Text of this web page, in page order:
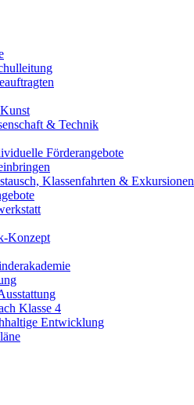
& Technik
Förderangebote
Klassenfahrten & Exkursionen
Konzept
Klasse 4
Entwicklung